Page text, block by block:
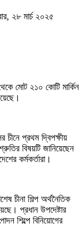
২৮ মার্চ ২০২৫
মোট ২১০ কোটি মার্কিন
চীনে প্রথম দ্বিপক্ষীয়
বিষয়টি জানিয়েছেন
কর্মকর্তারা।
চীনা শিল্প অর্থনৈতিক
প্রধান উপদেষ্টার
শিল্পে বিনিয়োগের